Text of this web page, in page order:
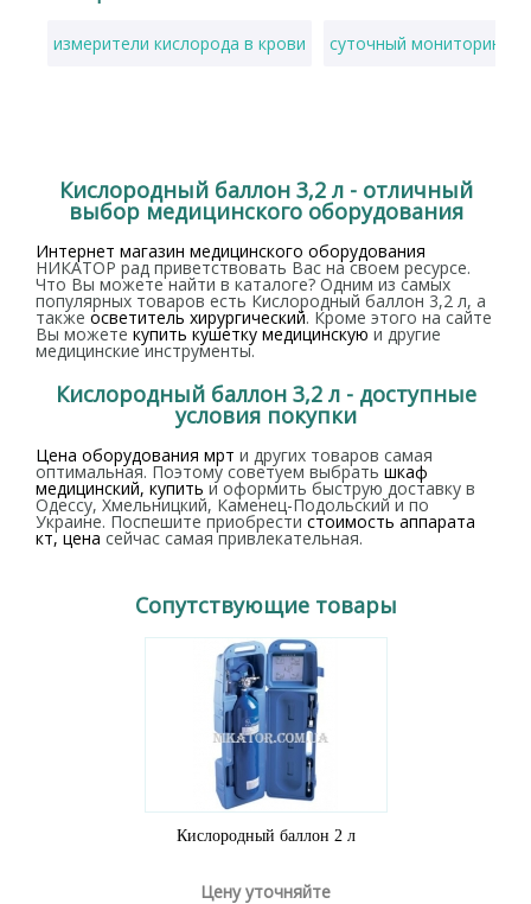
измерители кислорода в крови суточный мониторинг
Кислородный баллон 3,2 л - отличный
выбор медицинского оборудования
Интернет магазин медицинского оборудования
НИКАТОР рад приветствовать Вас на своем ресурсе.
Что Вы можете найти в каталоге? Одним из самых
популярных товаров есть Кислородный баллон 3,2 л, а
также осветитель хирургический. Кроме этого на сайте
Вы можете купить кушетку медицинскую и другие
медицинские инструменты.
Кислородный баллон 3,2 л - доступные
условия покупки
Цена оборудования мрт и других товаров самая
оптимальная. Поэтому советуем выбрать шкаф
медицинский, купить и оформить быструю доставку в
Одессу, Хмельницкий, Каменец-Подольский и по
Украине. Поспешите приобрести стоимость аппарата
кт, цена сейчас самая привлекательная.
Сопутствующие товары
Кислородный баллон 2 л
Цену уточняйте